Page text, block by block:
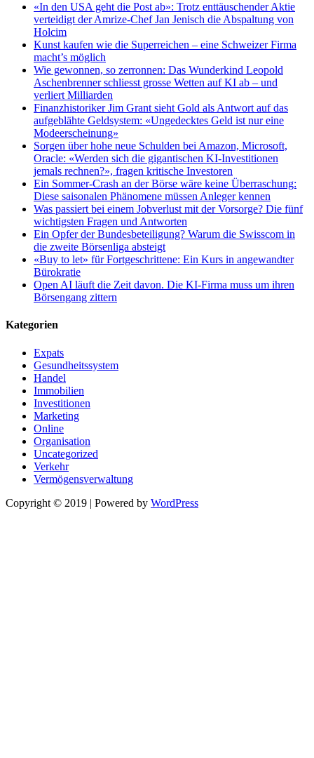
«In den USA geht die Post ab»: Trotz enttäuschender Aktie
verteidigt der Amrize-Chef Jan Jenisch die Abspaltung von
Holcim
Kunst kaufen wie die Superreichen – eine Schweizer Firma
macht’s möglich
Wie gewonnen, so zerronnen: Das Wunderkind Leopold
Aschenbrenner schliesst grosse Wetten auf KI ab – und
verliert Milliarden
Finanzhistoriker Jim Grant sieht Gold als Antwort auf das
aufgeblähte Geldsystem: «Ungedecktes Geld ist nur eine
Modeerscheinung»
Sorgen über hohe neue Schulden bei Amazon, Microsoft,
Oracle: «Werden sich die gigantischen KI-Investitionen
jemals rechnen?», fragen kritische Investoren
Ein Sommer-Crash an der Börse wäre keine Überraschung:
Diese saisonalen Phänomene müssen Anleger kennen
Was passiert bei einem Jobverlust mit der Vorsorge? Die fünf
wichtigsten Fragen und Antworten
Ein Opfer der Bundesbeteiligung? Warum die Swisscom in
die zweite Börsenliga absteigt
«Buy to let» für Fortgeschrittene: Ein Kurs in angewandter
Bürokratie
Open AI läuft die Zeit davon. Die KI-Firma muss um ihren
Börsengang zittern
Kategorien
Expats
Gesundheitssystem
Handel
Immobilien
Investitionen
Marketing
Online
Organisation
Uncategorized
Verkehr
Vermögensverwaltung
Copyright © 2019 | Powered by WordPress